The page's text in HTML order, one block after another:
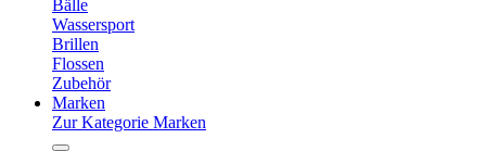
Bälle
Wassersport
Brillen
Flossen
Zubehör
Marken
Zur Kategorie Marken